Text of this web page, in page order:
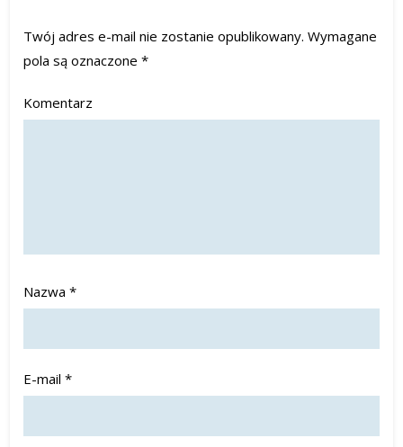
Twój adres e-mail nie zostanie opublikowany. Wymagane
pola są oznaczone*
Komentarz
Nazwa*
E-mail*